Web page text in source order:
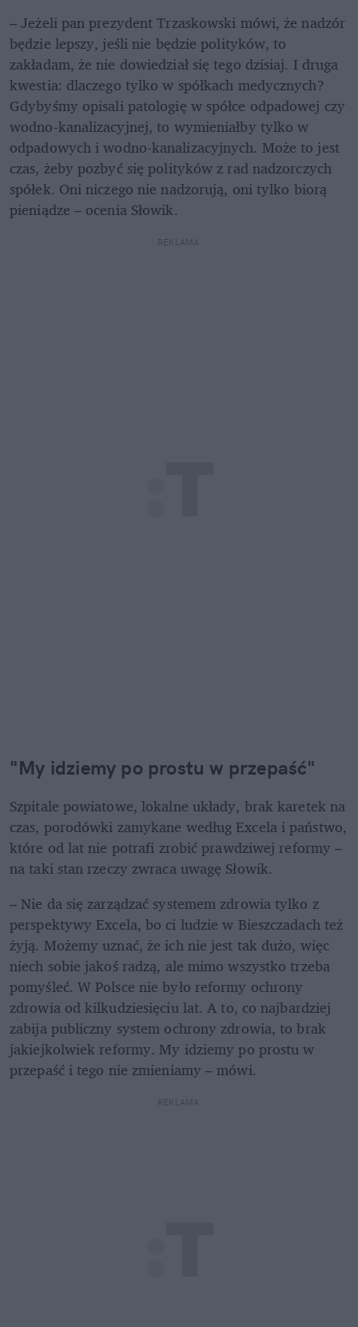
– Jeżeli pan prezydent Trzaskowski mówi, że nadzór
będzie lepszy, jeśli nie będzie polityków, to
zakładam, że nie dowiedział się tego dzisiaj. I druga
kwestia: dlaczego tylko w spółkach medycznych?
Gdybyśmy opisali patologię w spółce odpadowej czy
wodno-kanalizacyjnej, to wymieniałby tylko w
odpadowych i wodno-kanalizacyjnych. Może to jest
czas, żeby pozbyć się polityków z rad nadzorczych
spółek. Oni niczego nie nadzorują, oni tylko biorą
pieniądze – ocenia Słowik.
REKLAMA
"My idziemy po prostu w przepaść"
Szpitale powiatowe, lokalne układy, brak karetek na
czas, porodówki zamykane według Excela i państwo,
które od lat nie potrafi zrobić prawdziwej reformy –
na taki stan rzeczy zwraca uwagę Słowik.
– Nie da się zarządzać systemem zdrowia tylko z
perspektywy Excela, bo ci ludzie w Bieszczadach też
żyją. Możemy uznać, że ich nie jest tak dużo, więc
niech sobie jakoś radzą, ale mimo wszystko trzeba
pomyśleć. W Polsce nie było reformy ochrony
zdrowia od kilkudziesięciu lat. A to, co najbardziej
zabija publiczny system ochrony zdrowia, to brak
jakiejkolwiek reformy. My idziemy po prostu w
przepaść i tego nie zmieniamy – mówi.
REKLAMA